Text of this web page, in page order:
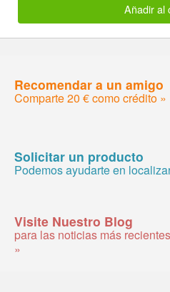
Añadir al
Recomendar a un amigo
Comparte 20 € como crédito »
Solicitar un producto
Podemos ayudarte en
Visite Nuestro Blog
para las noticias más
»